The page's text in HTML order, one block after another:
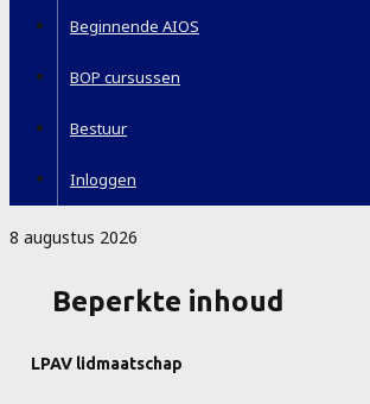
Beginnende AIOS
BOP cursussen
Bestuur
Inloggen
8 augustus 2026
Beperkte inhoud
LPAV lidmaatschap